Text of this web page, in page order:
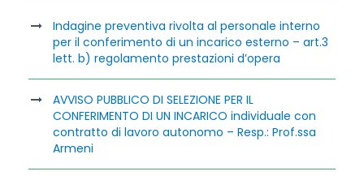
Indagine preventiva rivolta al personale interno
per il conferimento di un incarico esterno – art.3
lett. b) regolamento prestazioni d’opera
AVVISO PUBBLICO DI SELEZIONE PER IL
CONFERIMENTO DI UN INCARICO individuale con
contratto di lavoro autonomo – Resp.: Prof.ssa
Armeni